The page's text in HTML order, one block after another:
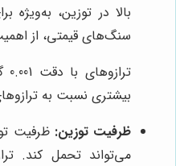
بالا در توزین،
سنگ‌های قیمتی، از
بیشتری نسبت به ترازوهای با دقت
ظرفیت توزین: ظرفیت
می‌تواند تحمل کند.